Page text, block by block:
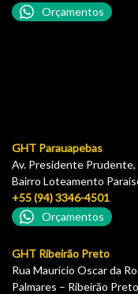
Orçamentos
GHT Parauapebas
Av. Presidente Prudente,
Bairro Loteamento
+55 (94) 3346-4501
Orçamentos
GHT Ribeirão Preto
Rua Maurício Oscar da
Palmares – Ribeirão